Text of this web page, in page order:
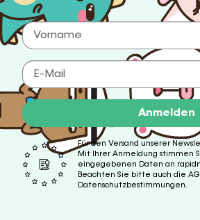
Anmelden
Für den Versand unserer
Mit Ihrer Anmeldung stimmen
eingegebenen Daten an
Beachten Sie bitte auch die
Datenschutzbestimmungen.